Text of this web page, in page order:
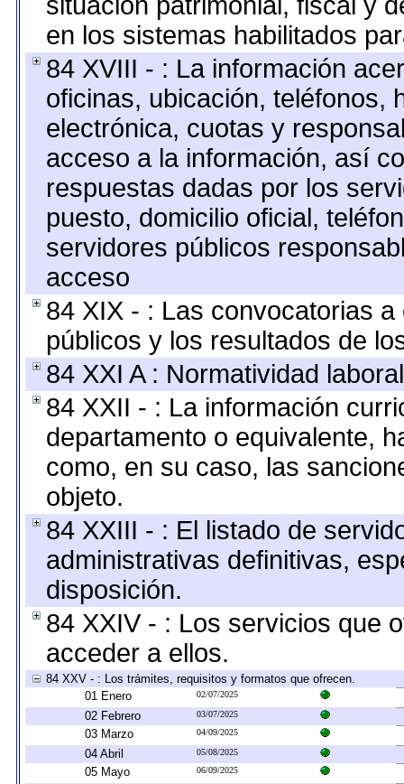
en los sistemas habilitados
84 XVIII - : La información
oficinas, ubicación, teléfonos,
electrónica, cuotas y
acceso a la información, así
respuestas dadas por los
puesto, domicilio oficial,
servidores públicos
acceso
84 XIX - : Las convocatorias
públicos y los resultados de
84 XXI A : Normatividad
84 XXII - : La información
departamento o equivalente,
como, en su caso, las
objeto.
84 XXIII - : El listado de
administrativas definitivas,
disposición.
84 XXIV - : Los servicios que
acceder a ellos.
84 XXV - : Los trámites, requisitos y formatos que ofrecen.
01 Enero
02/07/2025
02 Febrero 03/07/2025
03 Marzo 04/09/2025
04 Abril 05/08/2025
05 Mayo 06/09/2025